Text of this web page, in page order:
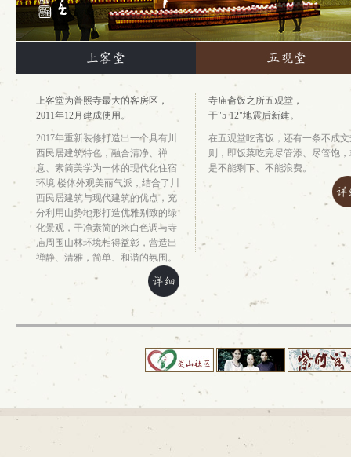
上客堂为普照寺最大的客房区，
2011年12月建成使用。
2017年重新装修打造出一个具有川
西民居建筑特色，融合清净、禅
意、素简美学为一体的现代化住宿
环境 楼体外观美丽气派，结合了川
西民居建筑与现代建筑的优点，充
分利用山势地形打造优雅别致的绿
化景观，干净素简的米白色调与寺
庙周围山林环境相得益彰，营造出
禅静、清雅，简单、和谐的氛围。
寺庙斋饭之所五观堂，
于"5·12"地震后新建。
在五观堂吃斋饭，还有一条不成
则，即饭菜吃完尽管添、尽管饱
是不能剩下、不能浪费。